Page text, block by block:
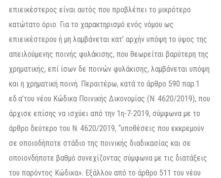
επιεικέστερος είναι αυτός που προβλέπει το μικρότερο
κατώτατο όριο. Για το χαρακτηρισμό ενός νόμου ως
επιεικέστερου ή μη λαμβάνεται κατ’ αρχήν υπόψη το ύψος της
απειλούμενης ποινής φυλάκισης, που θεωρείται βαρύτερη της
χρηματικής, επί ίσων δε ποινών φυλάκισης, λαμβάνεται υπόψη
και η χρηματική ποινή. Περαιτέρω, κατά το άρθρο 590 παρ.1
εδ.α’του νέου Κώδικα Ποινικής Δικονομίας (Ν. 4620/2019), που
άρχισε επίσης να ισχύει από την 1η-7-2019, σύμφωνα με το
άρθρο δεύτερο του Ν. 4620/2019, “υποθέσεις που εκκρεμούν
σε οποιοδήποτε στάδιο της ποινικής διαδικασίας και σε
οποιονδήποτε βαθμό συνεχίζοντας σύμφωνα με τις διατάξεις
του παρόντος Κώδικα». Εξάλλου από το άρθρο 511 του νέου